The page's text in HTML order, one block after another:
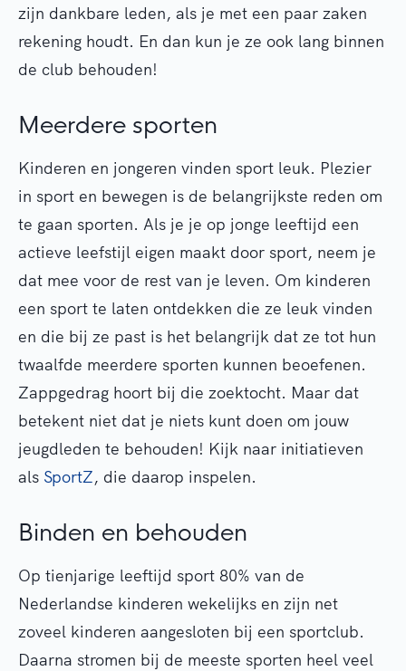
zijn dankbare leden, als je met een paar zaken
rekening houdt. En dan kun je ze ook lang binnen
de club behouden!
Meerdere sporten
Kinderen en jongeren vinden sport leuk. Plezier
in sport en bewegen is de belangrijkste reden om
te gaan sporten. Als je je op jonge leeftijd een
actieve leefstijl eigen maakt door sport, neem je
dat mee voor de rest van je leven. Om kinderen
een sport te laten ontdekken die ze leuk vinden
en die bij ze past is het belangrijk dat ze tot hun
twaalfde meerdere sporten kunnen beoefenen.
Zappgedrag hoort bij die zoektocht. Maar dat
betekent niet dat je niets kunt doen om jouw
jeugdleden te behouden! Kijk naar initiatieven
als SportZ, die daarop inspelen.
Binden en behouden
Op tienjarige leeftijd sport 80% van de
Nederlandse kinderen wekelijks en zijn net
zoveel kinderen aangesloten bij een sportclub.
Daarna stromen bij de meeste sporten heel veel